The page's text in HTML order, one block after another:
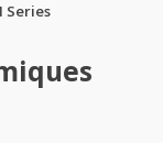
Series